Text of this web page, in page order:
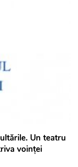
Un teatru
voinței